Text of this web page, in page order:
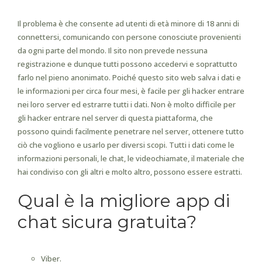
Il problema è che consente ad utenti di età minore di 18 anni di
connettersi, comunicando con persone conosciute provenienti
da ogni parte del mondo. Il sito non prevede nessuna
registrazione e dunque tutti possono accedervi e soprattutto
farlo nel pieno anonimato. Poiché questo sito web salva i dati e
le informazioni per circa four mesi, è facile per gli hacker entrare
nei loro server ed estrarre tutti i dati. Non è molto difficile per
gli hacker entrare nel server di questa piattaforma, che
possono quindi facilmente penetrare nel server, ottenere tutto
ciò che vogliono e usarlo per diversi scopi. Tutti i dati come le
informazioni personali, le chat, le videochiamate, il materiale che
hai condiviso con gli altri e molto altro, possono essere estratti.
Qual è la migliore app di
chat sicura gratuita?
Viber.